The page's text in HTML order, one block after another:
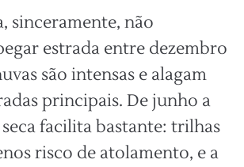
sinceramente, não
estrada entre dezembro
são intensas e alagam
principais. De junho a
facilita bastante: trilhas
risco de atolamento, e a